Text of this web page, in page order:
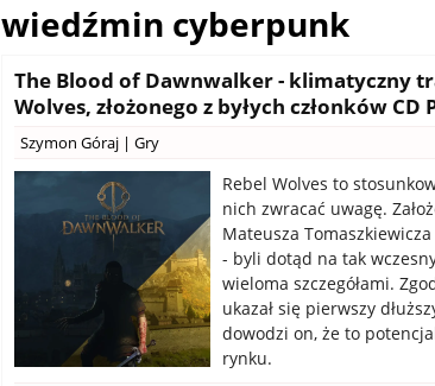
wiedźmin cyberpunk
The Blood of Dawnwalker - klimatyczny
Wolves, złożonego z byłych członków CD
Szymon Góraj | Gry
Rebel Wolves to
nich zwracać uwagę.
Mateusza
- byli dotąd na tak
wieloma szczegółami.
ukazał się pierwszy
dowodzi on, że to
rynku.